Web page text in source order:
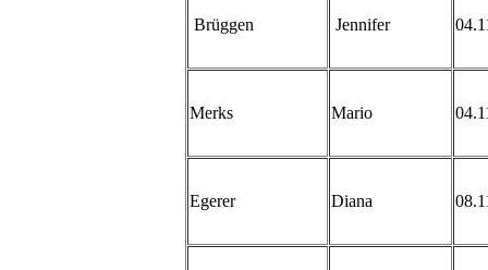
Brüggen Jennifer
Merks Mario
Egerer Diana